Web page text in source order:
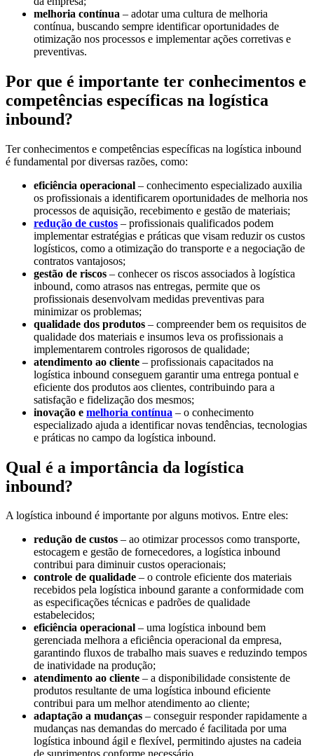
melhoria contínua – adotar uma cultura de melhoria
contínua, buscando sempre identificar oportunidades de
otimização nos processos e implementar ações corretivas e
preventivas.
Por que é importante ter conhecimentos e
competências específicas na logística
inbound?
Ter conhecimentos e competências específicas na logística inbound
é fundamental por diversas razões, como:
eficiência operacional – conhecimento especializado auxilia
os profissionais a identificarem oportunidades de melhoria nos
processos de aquisição, recebimento e gestão de materiais;
redução de custos – profissionais qualificados podem
implementar estratégias e práticas que visam reduzir os custos
logísticos, como a otimização do transporte e a negociação de
contratos vantajosos;
gestão de riscos – conhecer os riscos associados à logística
inbound, como atrasos nas entregas, permite que os
profissionais desenvolvam medidas preventivas para
minimizar os problemas;
qualidade dos produtos – compreender bem os requisitos de
qualidade dos materiais e insumos leva os profissionais a
implementarem controles rigorosos de qualidade;
atendimento ao cliente – profissionais capacitados na
logística inbound conseguem garantir uma entrega pontual e
eficiente dos produtos aos clientes, contribuindo para a
satisfação e fidelização dos mesmos;
inovação e melhoria contínua – o conhecimento
especializado ajuda a identificar novas tendências, tecnologias
e práticas no campo da logística inbound.
Qual é a importância da logística
inbound?
A logística inbound é importante por alguns motivos. Entre eles:
redução de custos – ao otimizar processos como transporte,
estocagem e gestão de fornecedores, a logística inbound
contribui para diminuir custos operacionais;
controle de qualidade – o controle eficiente dos materiais
recebidos pela logística inbound garante a conformidade com
as especificações técnicas e padrões de qualidade
estabelecidos;
eficiência operacional – uma logística inbound bem
gerenciada melhora a eficiência operacional da empresa,
garantindo fluxos de trabalho mais suaves e reduzindo tempos
de inatividade na produção;
atendimento ao cliente – a disponibilidade consistente de
produtos resultante de uma logística inbound eficiente
contribui para um melhor atendimento ao cliente;
adaptação a mudanças – conseguir responder rapidamente a
mudanças nas demandas do mercado é facilitada por uma
logística inbound ágil e flexível, permitindo ajustes na cadeia